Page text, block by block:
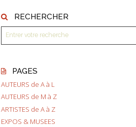
RECHERCHER
PAGES
AUTEURS de A à L
AUTEURS de M à Z
ARTISTES de A à Z
EXPOS & MUSEES